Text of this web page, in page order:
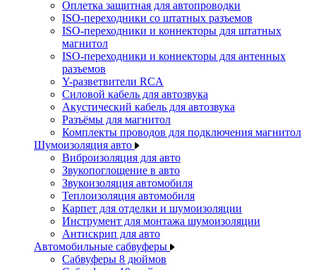
Оплетка защитная для автопроводки
ISO-переходники со штатных разъемов
ISO-переходники и коннекторы для штатных
магнитол
ISO-переходники и коннекторы для антенных
разъемов
Y-разветвители RCA
Силовой кабель для автозвука
Акустический кабель для автозвука
Разъёмы для магнитол
Комплекты проводов для подключения магнитол
Шумоизоляция авто
Виброизоляция для авто
Звукопоглощение в авто
Звукоизоляция автомобиля
Теплоизоляция автомобиля
Карпет для отделки и шумоизоляции
Инструмент для монтажа шумоизоляции
Антискрип для авто
Автомобильные сабвуферы
Сабвуферы 8 дюймов